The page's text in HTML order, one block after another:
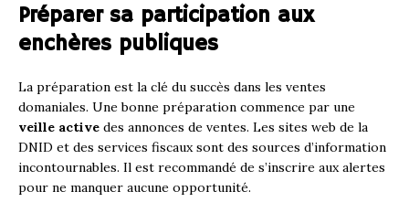
Préparer sa participation aux
enchères publiques
La préparation est la clé du succès dans les ventes
domaniales. Une bonne préparation commence par une
veille active des annonces de ventes. Les sites web de la
DNID et des services fiscaux sont des sources d’information
incontournables. Il est recommandé de s’inscrire aux alertes
pour ne manquer aucune opportunité.